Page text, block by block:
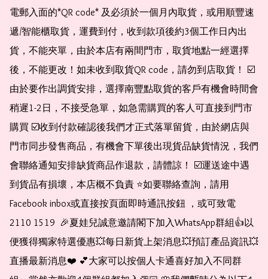
電郵入面的*QR code* 及必須於一個月內取貨，或用順豐速
遞/智能櫃取貨，運費到付，收到款項後約3個工作日內出
貨，不能夾單，由於本店有兩間門市，取貨地點一經選擇
後，不能更改！如未收到取貨QR code，請勿到店取貨！ ☑️
由於要作出調貨安排，選擇南豐點取貨的客戶有機會時間會
稍遲1-2日，不接受急單，如急需購買的客人可直接到門市
購買 ☑️收到付款確認後我們才正式落單留貨，由於網店與
門市同步發售商品，有機會下單後出現貨品缺貨情況，我們
會聯絡通知安排缺貨商品作退款，請體諒！ ☑️運送途中遇
到貨品有損壞，本店概不負責 ⭐️如要聯絡查詢，請用
Facebook inbox或直接按頁面即時通訊按鈕 ，或可致電
2110 1519  🎉夏娃兒誠意邀請閣下加入WhatsApp群組👍以
便獲得獨家特選優惠💥每日新貨上架消息💥預訂產品資訊💥
直播最新消息❤️ 💕大家可以按個人卡通喜好加入不同群